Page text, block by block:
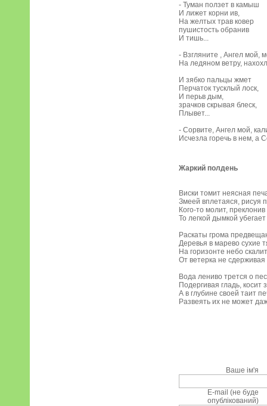
- Туман ползет в камыш
И лижет корни ив,
На желтых трав ковер
пушистость обранив
И тишь...
- Взгляните , Ангел мой,
На ледяном ветру,
И зябко пальцы жмет
Перчаток тусклый лоск,
И перьв дым,
зрачков скрывая блеск,
Плывет...
- Сорвите, Ангел мой,
Исчезла горечь в нем, а
Жаркий полдень
Виски томит неясная
Змеей вплетаяся, рисуя
Кого-то молит,
То легкой дымкой
Раскаты грома
Деревья в марево сухие
На горизонте небо
От ветерка не
Вода лениво трется о
Подергивая гладь, косит
А в глубине своей таит
Развеять их не может
Ваше ім'я
E-mail (не буде
опублікований)